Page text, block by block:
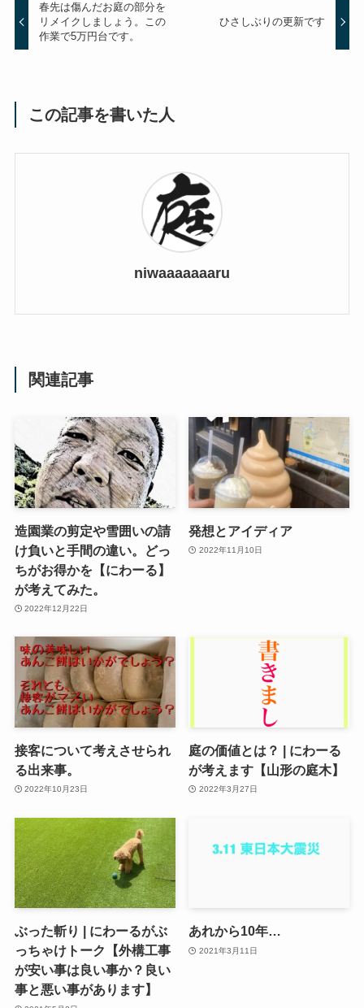
春先は傷んだお庭の部分を
リメイクしましょう。この
作業で5万円台です。
ひさしぶりの更新です
この記事を書いた人
niwaaaaaaaru
関連記事
造園業の剪定や雪囲いの請
け負いと手間の違い。どっ
ちがお得かを【にわーる】
が考えてみた。
2022年12月22日
発想とアイディア
2022年11月10日
接客について考えさせられ
る出来事。
2022年10月23日
庭の価値とは？ | にわーる
が考えます【山形の庭木】
2022年3月27日
ぶった斬り | にわーるがぶ
っちゃけトーク【外構工事
が安い事は良い事か？良い
事と悪い事があります】
あれから10年…
2021年3月11日